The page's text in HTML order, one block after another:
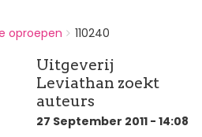
oproepen 110240
Uitgeverij
Leviathan zoekt
auteurs
27 September 2011 - 14:08